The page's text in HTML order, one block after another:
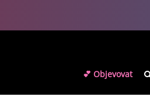
💕 Objevovat